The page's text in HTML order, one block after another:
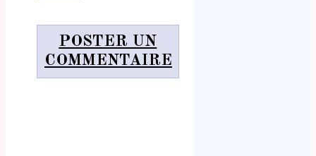
POSTER UN
COMMENTAIRE